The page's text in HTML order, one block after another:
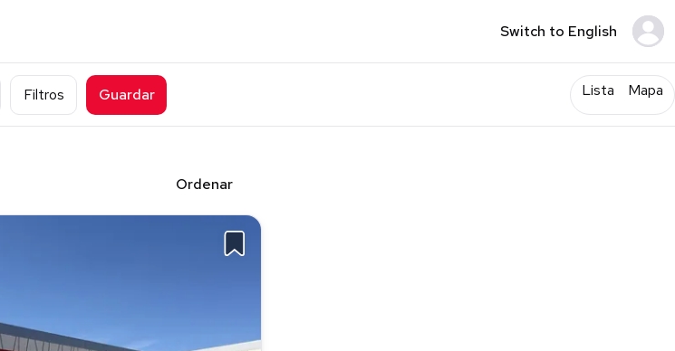
Switch to English
Filtros Guardar Lista Mapa
Ordenar